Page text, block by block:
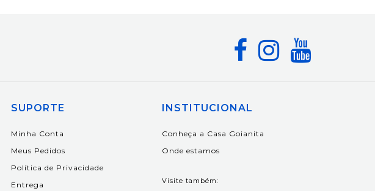
SUPORTE
Minha Conta
Meus Pedidos
Política de Privacidade
Entrega
INSTITUCIONAL
Conheça a Casa Goianita
Onde estamos
Visite também: